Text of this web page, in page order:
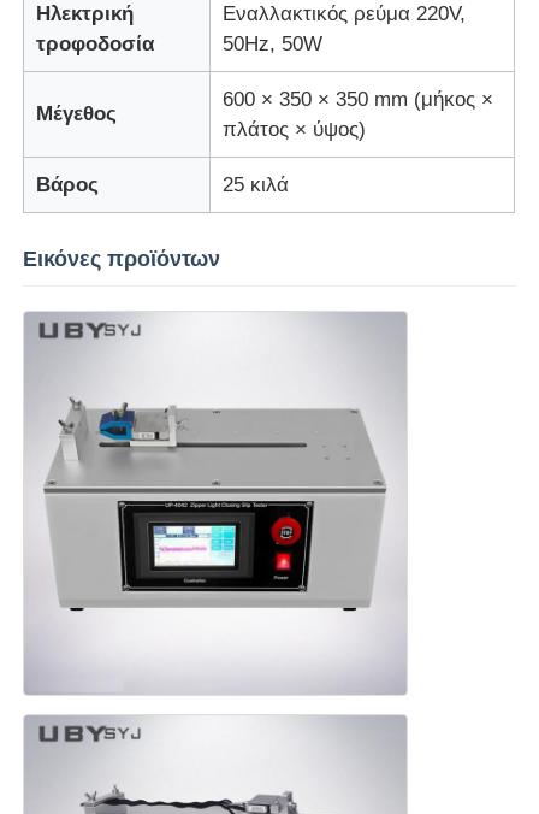
Εξοπλισμός δοκιμής συγκολλητικών
μηχανή δοκιμής υφασμάτων
Ελεγκτής θερμοκρασίας και υγρασίας
ελεγκτής σκληρότητας
Ηλεκτρική
τροφοδοσία
Εναλλακτικός ρεύμα 220V,
50Hz, 50W
Μέγεθος
600 × 350 × 350 mm (μήκος ×
πλάτος × ύψος)
Βάρος 25 κιλά
Εικόνες προϊόντων